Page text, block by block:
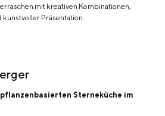
mit kreativen Kombinationen,
Präsentation.
Sterneküche im